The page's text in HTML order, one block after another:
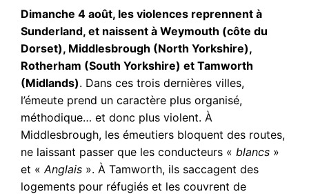
Dimanche 4 août, les violences reprennent à
Sunderland, et naissent à Weymouth (côte du
Dorset), Middlesbrough (North Yorkshire),
Rotherham (South Yorkshire) et Tamworth
(Midlands). Dans ces trois dernières villes,
l’émeute prend un caractère plus organisé,
méthodique… et donc plus violent. À
Middlesbrough, les émeutiers bloquent des routes,
ne laissant passer que les conducteurs «blancs »
et «Anglais ». À Tamworth, ils saccagent des
logements pour réfugiés et les couvrent de